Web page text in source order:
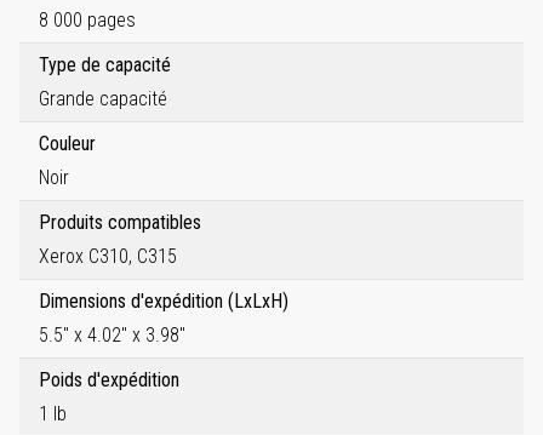
8 000 pages
Type de capacité
Grande capacité
Couleur
Noir
Produits compatibles
Xerox C310, C315
Dimensions d'expédition (LxLxH)
5.5" x 4.02" x 3.98"
Poids d'expédition
1 lb